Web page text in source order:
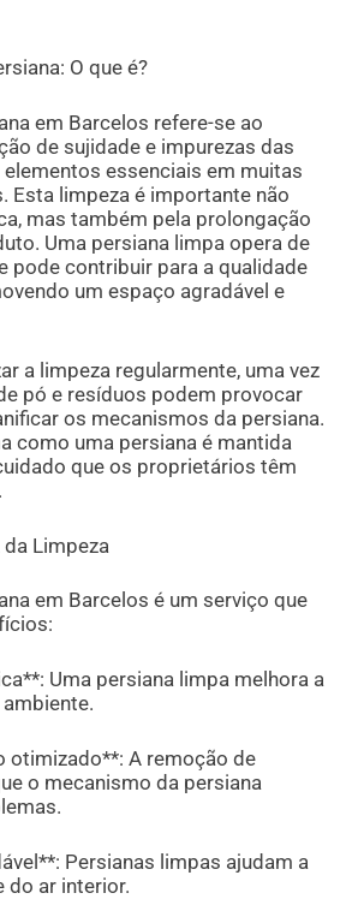
O que é?
em Barcelos refere-se ao
de sujidade e impurezas das
elementos essenciais em muitas
Esta limpeza é importante não
mas também pela prolongação
Uma persiana limpa opera de
pode contribuir para a qualidade
um espaço agradável e
a limpeza regularmente, uma vez
pó e resíduos podem provocar
os mecanismos da persiana.
como uma persiana é mantida
que os proprietários têm
Limpeza
em Barcelos é um serviço que
Uma persiana limpa melhora a
otimizado**: A remoção de
o mecanismo da persiana
Persianas limpas ajudam a
do ar interior.